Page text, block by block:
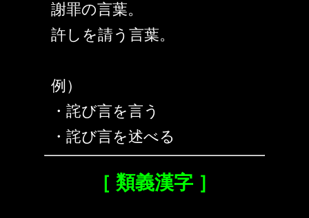
謝罪の言葉。
許しを請う言葉。
例）
・詫び言を言う
・詫び言を述べる
［ 類義漢字 ］